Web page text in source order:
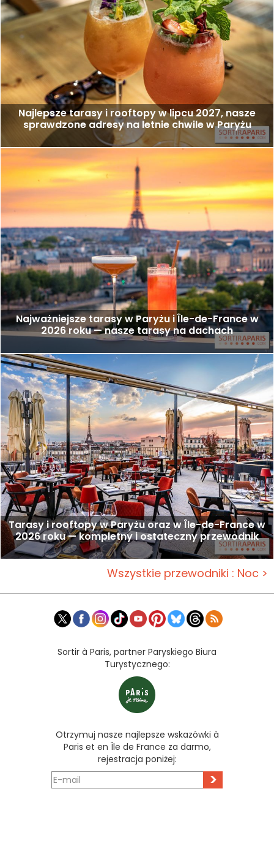
Najlepsze tarasy i rooftopy w lipcu 2027, nasze
sprawdzone adresy na letnie chwile w Paryżu
Najważniejsze tarasy w Paryżu i Île-de-France w
2026 roku — nasze tarasy na dachach
Tarasy i rooftopy w Paryżu oraz w Île-de-France w
2026 roku — kompletny i ostateczny przewodnik
Wszystkie przewodniki : Noc >
Sortir à Paris, partner Paryskiego Biura
Turystycznego:
Otrzymuj nasze najlepsze wskazówki à
Paris et en Île de France za darmo,
rejestracja poniżej:
>